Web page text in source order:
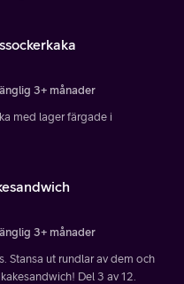
3+ månader
med lager färgade i
3+ månader
Stansa ut rundlar av dem och
Del 3 av 12.